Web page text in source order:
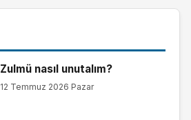
Zulmü nasıl unutalım?
12 Temmuz 2026 Pazar